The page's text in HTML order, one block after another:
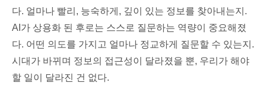
다. 얼마나 빨리, 능숙하게, 깊이 있는 정보를 찾아내는지.
AI가 상용화 된 후로는 스스로 질문하는 역량이 중요해졌
다. 어떤 의도를 가지고 얼마나 정교하게 질문할 수 있는지.
시대가 바뀌며 정보의 접근성이 달라졌을 뿐, 우리가 해야
할 일이 달라진 건 없다.